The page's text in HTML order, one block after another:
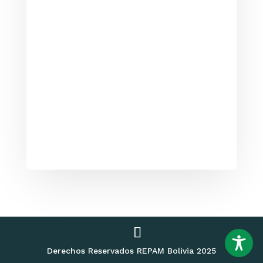
Derechos Reservados REPAM Bolivia 2025